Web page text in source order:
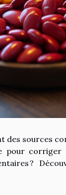
des sources
pour
?